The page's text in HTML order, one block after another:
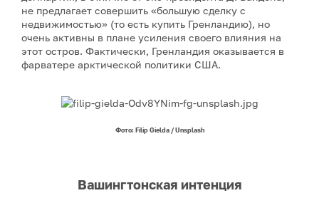
не предлагает совершить «большую сделку с
недвижимостью» (то есть купить Гренландию), но
очень активны в плане усиления своего влияния на
этот остров. Фактически, Гренландия оказывается в
фарватере арктической политики США.
Фото: Filip Gielda / Unsplash
Вашингтонская интенция